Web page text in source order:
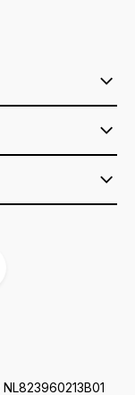
NL823960213B01